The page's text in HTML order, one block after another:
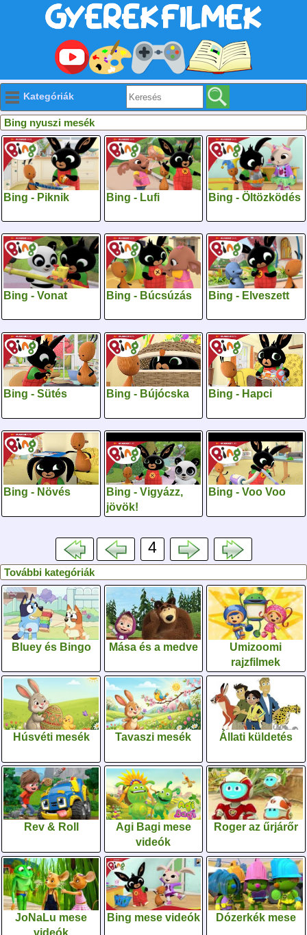
Kategóriák
Bing nyuszi mesék
Bing - Piknik Bing - Lufi Bing - Öltözködés
Bing - Vonat Bing - Búcsúzás Bing - Elveszett
Bing - Sütés Bing - Bújócska Bing - Hapci
Bing - Növés
Bing - Vigyázz,
jövök!
Bing - Voo Voo
4
További kategóriák
Bluey és Bingo Mása és a medve
Umizoomi
rajzfilmek
Húsvéti mesék Tavaszi mesék Állati küldetés
Rev & Roll
Agi Bagi mese
videók
Roger az űrjárőr
JoNaLu mese
videók
Bing mese videók Dózerkék mese